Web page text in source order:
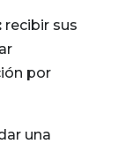
recibir sus
por
una